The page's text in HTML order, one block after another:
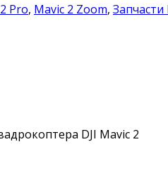
Pro, Mavic 2 Zoom, Запчасти
DJI Mavic 2